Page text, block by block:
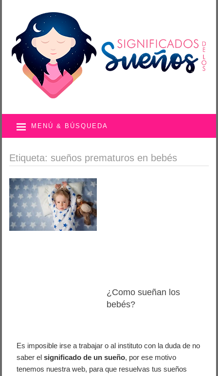
MENÚ & BÚSQUEDA
Etiqueta: sueños prematuros en bebés
¿Como sueñan los
bebés?
Es imposible irse a trabajar o al instituto con la duda de no
saber elsignificado de un sueño, por ese motivo
tenemos nuestra web, para que resuelvas tus sueños